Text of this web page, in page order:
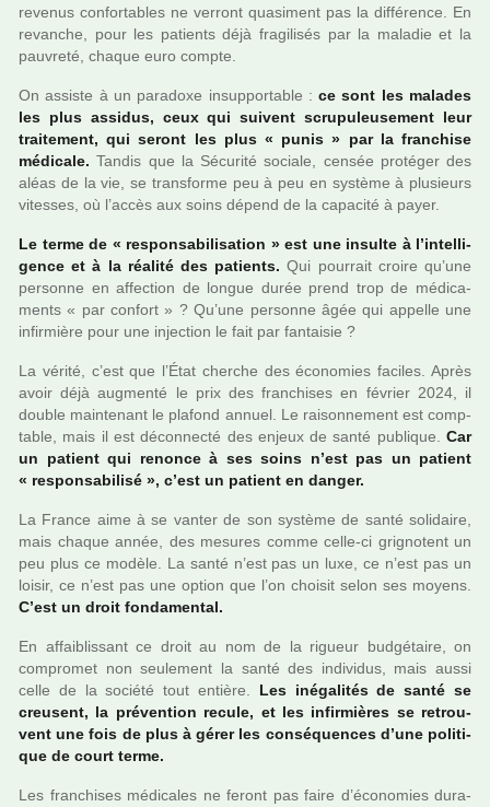
reve­nus confor­ta­bles ne ver­ront qua­si­ment pas la dif­fé­rence. En
revan­che, pour les patients déjà fra­gi­li­sés par la mala­die et la
pau­vreté, chaque euro compte.
On assiste à un para­doxe insup­por­ta­ble :ce sont les mala­des
les plus assi­dus, ceux qui sui­vent scru­pu­leu­se­ment leur
trai­te­ment, qui seront les plus « punis » par la fran­chise
médi­cale. Tandis que la Sécurité sociale, censée pro­té­ger des
aléas de la vie, se trans­forme peu à peu en sys­tème à plu­sieurs
vites­ses, où l’accès aux soins dépend de la capa­cité à payer.
Le terme de « res­pon­sa­bi­li­sa­tion » est une insulte à l’intel­li­
gence et à la réa­lité des patients. Qui pour­rait croire qu’une
per­sonne en affec­tion de longue durée prend trop de médi­ca­
ments « par confort » ? Qu’une per­sonne âgée qui appelle une
infir­mière pour une injec­tion le fait par fan­tai­sie ?
La vérité, c’est que l’État cher­che des économies faci­les. Après
avoir déjà aug­menté le prix des fran­chi­ses en février 2024, il
double main­te­nant le pla­fond annuel. Le rai­son­ne­ment est comp­
ta­ble, mais il est déconnecté des enjeux de santé publi­que. Car
un patient qui renonce à ses soins n’est pas un patient
« res­pon­sa­bi­lisé », c’est un patient en danger.
La France aime à se vanter de son sys­tème de santé soli­daire,
mais chaque année, des mesu­res comme celle-ci gri­gno­tent un
peu plus ce modèle. La santé n’est pas un luxe, ce n’est pas un
loisir, ce n’est pas une option que l’on choi­sit selon ses moyens.
C’est un droit fon­da­men­tal.
En affai­blis­sant ce droit au nom de la rigueur bud­gé­taire, on
com­pro­met non seu­le­ment la santé des indi­vi­dus, mais aussi
celle de la société tout entière. Les iné­ga­li­tés de santé se
creu­sent, la pré­ven­tion recule, et les infir­miè­res se retrou­
vent une fois de plus à gérer les consé­quen­ces d’une poli­ti­
que de court terme.
Les fran­chi­ses médi­ca­les ne feront pas faire d’économies dura­